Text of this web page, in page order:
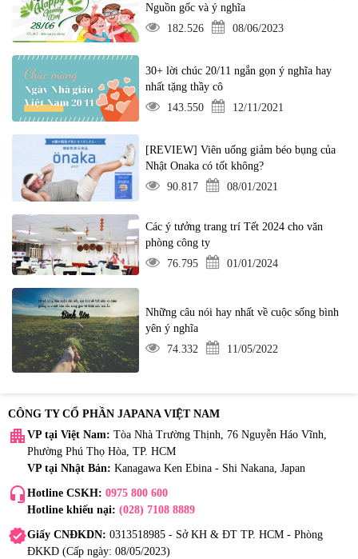
Nguồn gốc và ý nghĩa
182.526
08/06/2023
30+ lời chúc 20/11 ngắn gọn ý nghĩa hay
nhất tặng thầy cô
143.550
12/11/2021
[REVIEW] Viên uống giảm béo bụng của
Nhật Onaka có tốt không?
90.817
08/01/2021
Các ý tưởng trang trí Tết 2024 cho văn
phòng công ty
76.795
01/01/2024
Những câu nói hay nhất về cuộc sống bình
yên ý nghĩa
74.332
11/05/2022
CÔNG TY CỔ PHẦN JAPANA VIỆT NAM
apartment VP tại Việt Nam: Tòa Nhà Trường Thịnh, 76 Nguyễn Háo Vĩnh,
Phường Phú Thọ Hòa, TP. HCM
VP tại Nhật Bản: Kanagawa Ken Ebina - Shi Nakana, Japan
headset_mic Hotline CSKH: 0975 800 600
Hotline khiếu nại: (028) 7108 8889
verifiedGiấy CNĐKDN: 0313518985 - Sở KH & ĐT TP. HCM - Phòng
ĐKKD (Cấp ngày: 08/05/2023)